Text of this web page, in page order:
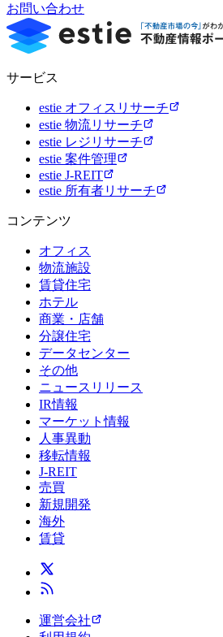
お問い合わせ
サービス
estie オフィスリサーチ
estie 物流リサーチ
estie レジリサーチ
estie 案件管理
estie J-REIT
estie 所有者リサーチ
コンテンツ
オフィス
物流施設
賃貸住宅
ホテル
商業・店舗
分譲住宅
データセンター
その他
ニュースリリース
IR情報
マーケット情報
人事異動
移転情報
J-REIT
売買
新規開発
海外
賃貸
運営会社